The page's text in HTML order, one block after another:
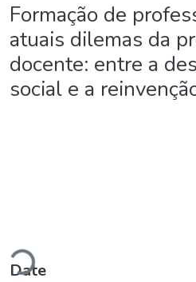
Formação de
atuais dilemas da
docente: entre a
social e a
Loading...
Date